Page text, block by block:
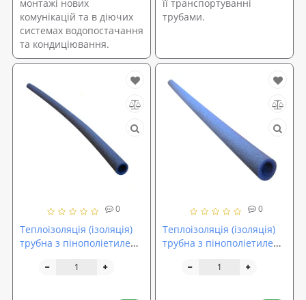
монтажі нових
комунікацій та в діючих
системах водопостачання
та кондиціювання.
її транспортуванні
трубами.
0
Теплоізоляція (ізоляція)
трубна з пінополіетилену
0
Теплоізоляція (ізоляція)
трубна з пінополіетилену